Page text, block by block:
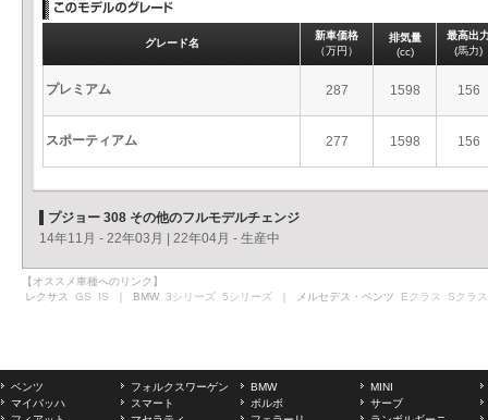
グレード名
新車価格
（万円）
排気量
(cc)
最高出
(馬力)
プレミアム 287 1598 156
スポーティアム 277 1598 156
プジョー 308 その他のフルモデルチェンジ
14年11月 - 22年03月
22年04月 - 生産中
【オススメ車種へのリンク】
レクサス GS IS ｜ BMW 3シリーズ 5シリーズ ｜ メルセデス・ベンツ Eクラス Sクラス
ベンツ フォルクスワーゲン BMW
MINI
マイバッハ
スマート ボルボ
サーブ